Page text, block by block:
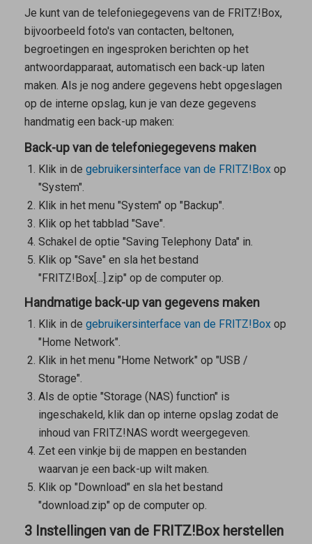
Je kunt van de telefoniegegevens van de FRITZ!Box,
bijvoorbeeld foto's van contacten, beltonen,
begroetingen en ingesproken berichten op het
antwoordapparaat, automatisch een back-up laten
maken. Als je nog andere gegevens hebt opgeslagen
op de interne opslag, kun je van deze gegevens
handmatig een back-up maken:
Back-up van de telefoniegegevens maken
Klik in de gebruikersinterface van de FRITZ!Boxop
"System".
Klik in het menu "System" op "Backup".
Klik op het tabblad "Save".
Schakel de optie "Saving Telephony Data" in.
Klik op "Save" en sla het bestand
"FRITZ!Box[...].zip" op de computer op.
Handmatige back-up van gegevens maken
Klik in de gebruikersinterface van de FRITZ!Boxop
"Home Network".
Klik in het menu "Home Network" op "USB /
Storage".
Als de optie "Storage (NAS) function" is
ingeschakeld, klik dan op interne opslag zodat de
inhoud van FRITZ!NAS wordt weergegeven.
Zet een vinkje bij de mappen en bestanden
waarvan je een back-up wilt maken.
Klik op "Download" en sla het bestand
"download.zip" op de computer op.
3 Instellingen van de FRITZ!Box herstellen